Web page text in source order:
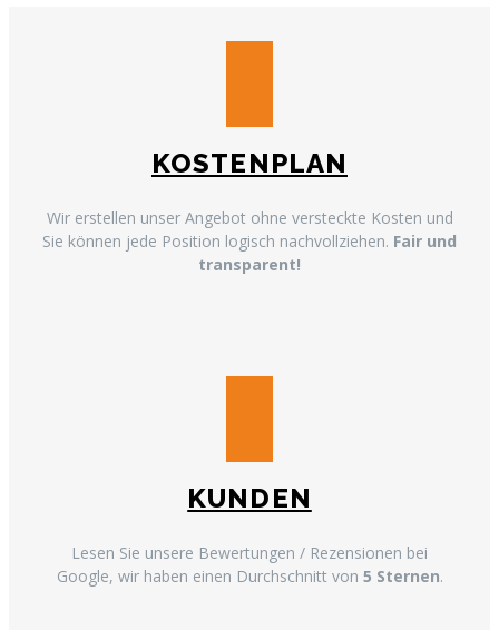
KOSTENPLAN
Wir erstellen unser Angebot ohne versteckte Kosten und
Sie können jede Position logisch nachvollziehen. Fair und
transparent!
KUNDEN
Lesen Sie unsere Bewertungen / Rezensionen bei
Google, wir haben einen Durchschnitt von 5 Sternen.